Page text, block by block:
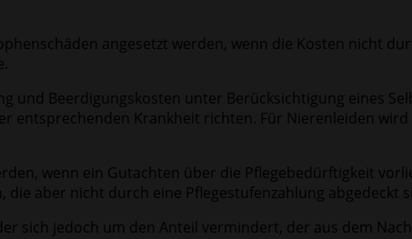
angesetzt werden, wenn die Kosten nicht
Beerdigungskosten unter Berücksichtigung eines
entsprechenden Krankheit richten. Für Nierenleiden
wenn ein Gutachten über die Pflegebedürftigkeit
aber nicht durch eine Pflegestufenzahlung abgedeckt
sich jedoch um den Anteil vermindert, der aus dem